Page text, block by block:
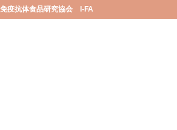
免疫抗体食品研究協会 I-FA